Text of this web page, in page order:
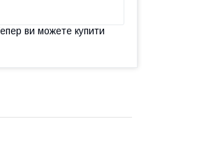
ви можете купити